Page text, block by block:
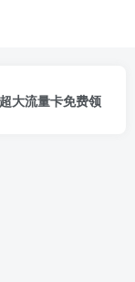
超大流量卡免费领